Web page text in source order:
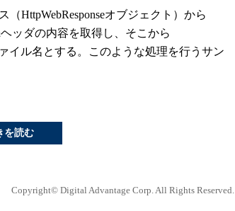
HttpWebResponseオブジェクト）から
ヘッダの内容を取得し、そこから
イル名とする。このような処理を行うサン
を読む
Copyright© Digital Advantage Corp. All Rights Reserved.